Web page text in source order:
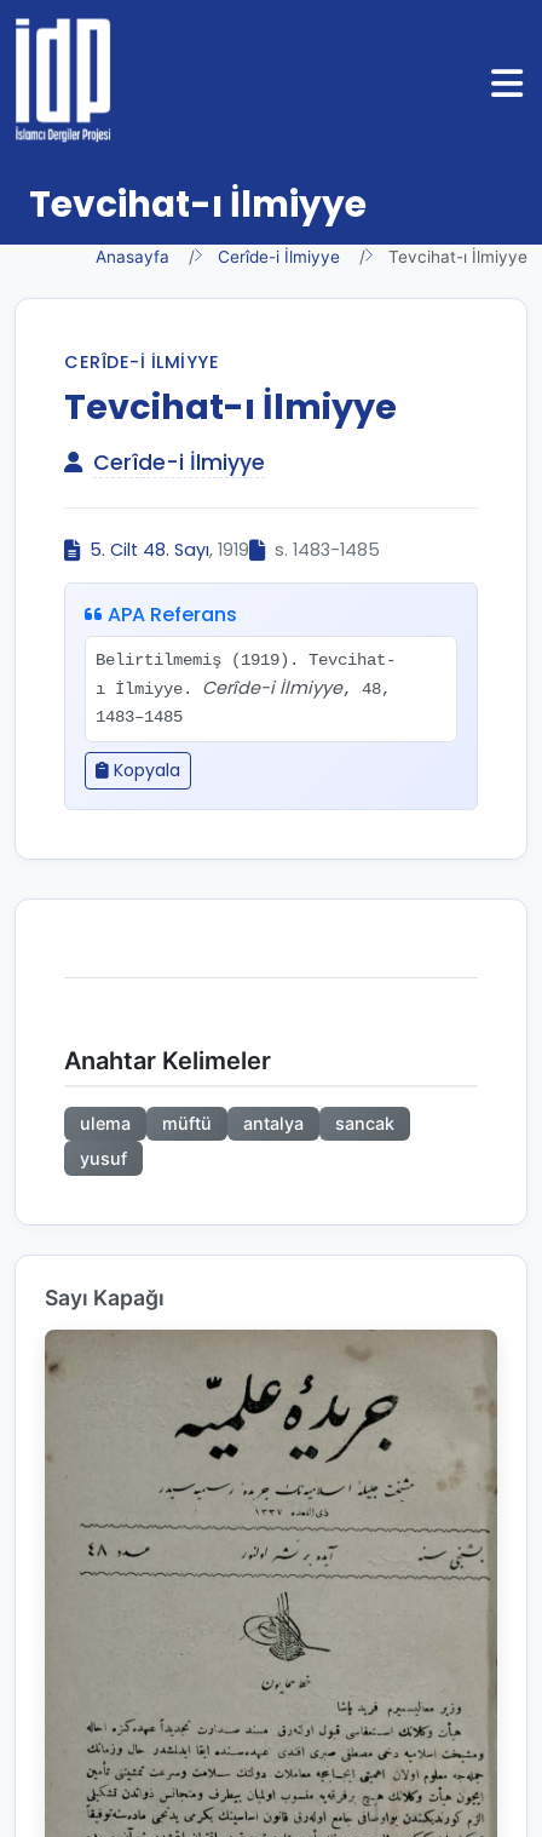
Tevcihat-ı İlmiyye
Anasayfa Cerîde-i İlmiyye Tevcihat-ı İlmiyye
CERÎDE-I İLMIYYE
Tevcihat-ı İlmiyye
Cerîde-i İlmiyye
5. Cilt 48. Sayı, 1919 s. 1483-1485
APA Referans
Belirtilmemiş (1919). Tevcihat-
ı İlmiyye. Cerîde-i İlmiyye, 48,
1483–1485
Kopyala
Anahtar Kelimeler
ulema müftü antalya
sancak
yusuf
Sayı Kapağı